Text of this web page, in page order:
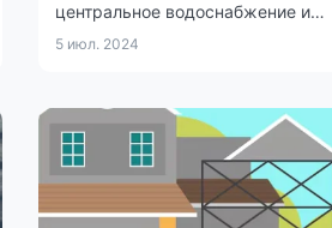
центральное водоснабжение и
канализацию. Власти Алматы
5 июл. 2024